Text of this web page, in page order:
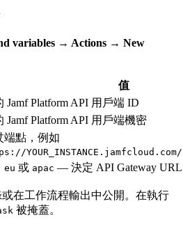
variables → Actions → New
值
Jamf Platform API 用戶端 ID
Jamf Platform API 用戶端機密
端點，例如
eu 或 apac — 決定 API Gateway
在工作流程輸出中公開。在執行
被掩蓋。